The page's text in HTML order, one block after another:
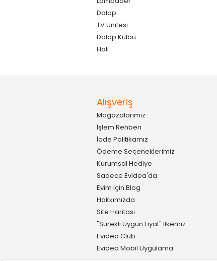
Dolap
TV Ünitesi
Dolap Kulbu
Halı
Alışveriş
Mağazalarımız
İşlem Rehberi
İade Politikamız
Ödeme Seçeneklerimiz
Kurumsal Hediye
Sadece Evidea'da
Evim İçin Blog
Hakkımızda
Site Haritası
"Sürekli Uygun Fiyat" İlkemiz
Evidea Club
Evidea Mobil Uygulama